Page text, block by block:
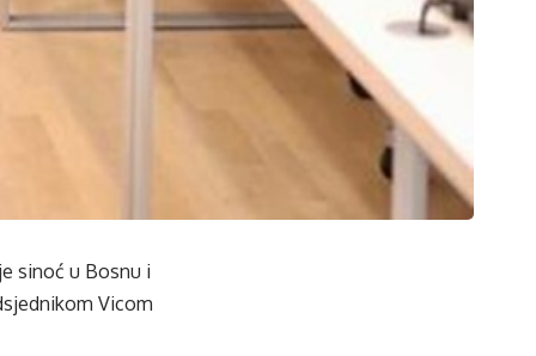
sinoć u Bosnu i
Vicom